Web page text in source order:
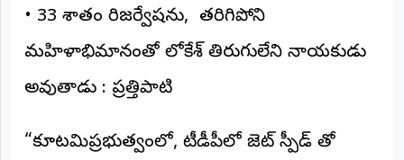
లాగిన్
2026
NTODAY
• 33 శాతం రిజర్వేషన్లు, తరిగిపోని
మహిళాభిమానంతో లోకేశ్ తిరుగులేని నాయకుడు
అవుతాడు : ప్రత్తిపాటి
“కూటమిప్రభుత్వంలో, టీడీపీలో జెట్ స్పీడ్ తో